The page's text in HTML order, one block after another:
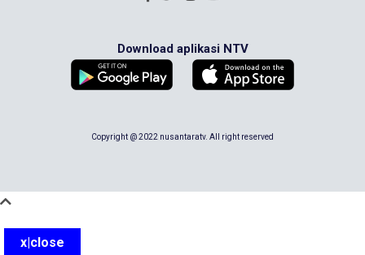
Download aplikasi NTV
Copyright @ 2022 nusantaratv. All right reserved
x|close